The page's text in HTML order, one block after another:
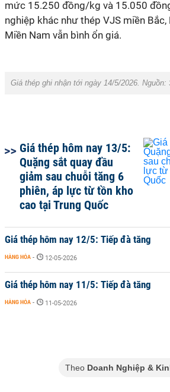
mức 15.250 đồng/kg và 15.050
nghiệp khác như thép VJS miền Bắc,
Miền Nam vẫn bình ổn giá.
Giá thép ghi nhận tới ngày 14/5/2026. Nguồn:
Giá thép hôm nay 13/5:
Quặng sắt quay đầu
giảm sau chuỗi tăng 6
phiên, áp lực từ tồn kho
cao tại Trung Quốc
Giá thép hôm nay 12/5: Tiếp đà tăng
HÀNG HÓA - 12-05-2026
Giá thép hôm nay 11/5: Tiếp đà tăng
HÀNG HÓA - 11-05-2026
Theo Doanh Nghiệp &